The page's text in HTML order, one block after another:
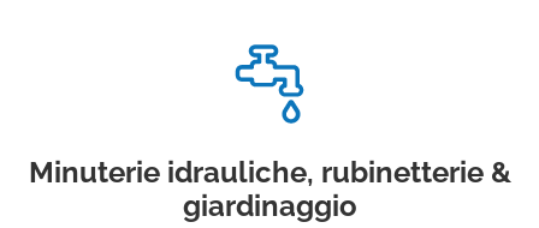
Minuterie idrauliche, rubinetterie &
giardinaggio